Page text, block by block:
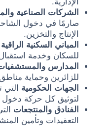
الشركات الصناعية
صارمًا في دخول
الإنتاج والتخزين.
المباني السكنية الراقية
للسكان وخدمة
المدارس
للزائرين وحماية
الجهات الحكومية
لتوثيق كل حركة
الفنادق والمنتجعات
التعقيدات وتأمين